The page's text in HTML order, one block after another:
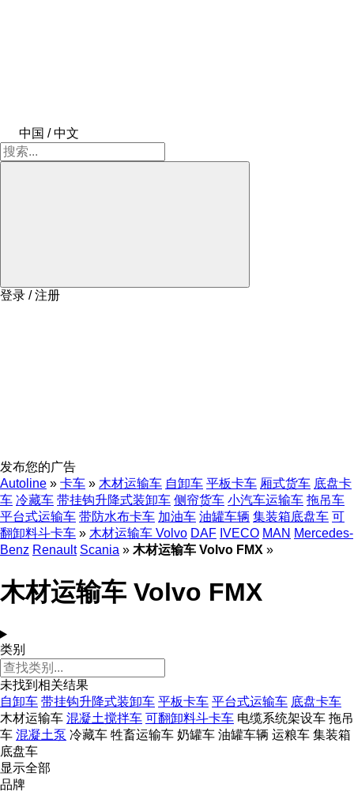
中国 / 中文
登录 / 注册
发布您的广告
Autoline » 卡车 » 木材运输车 自卸车 平板卡车 厢式货车 底盘卡
车 冷藏车 带挂钩升降式装卸车 侧帘货车 小汽车运输车 拖吊车
平台式运输车 带防水布卡车 加油车 油罐车辆 集装箱底盘车 可
翻卸料斗卡车 » 木材运输车 Volvo DAF IVECO MAN Mercedes-
Benz Renault Scania » 木材运输车 Volvo FMX »
木材运输车 Volvo FMX
类别
未找到相关结果
自卸车 带挂钩升降式装卸车 平板卡车 平台式运输车 底盘卡车
木材运输车 混凝土搅拌车 可翻卸料斗卡车 电缆系统架设车 拖吊
车 混凝土泵 冷藏车 牲畜运输车 奶罐车 油罐车辆 运粮车 集装箱
底盘车
显示全部
品牌